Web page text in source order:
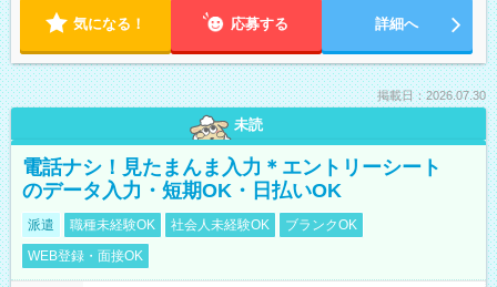
気になる！ 応募する 詳細へ
掲載日：2026.07.30
未読
電話ナシ！見たまんま入力＊エントリーシート
のデータ入力・短期OK・日払いOK
派遣 職種未経験OK 社会人未経験OK
ブランクOK
WEB登録・面接OK